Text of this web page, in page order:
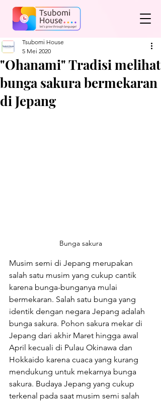
"Ohanami" Tradisi melihat
bunga sakura bermekaran
di Jepang
Tsubomi House
5 Mei 2020
Bunga sakura
Musim semi di Jepang merupakan
salah satu musim yang cukup cantik
karena bunga-bunganya mulai
bermekaran. Salah satu bunga yang
identik dengan negara Jepang adalah
bunga sakura. Pohon sakura mekar di
Jepang dari akhir Maret hingga awal
April kecuali di Pulau Okinawa dan
Hokkaido karena cuaca yang kurang
mendukung untuk mekarnya bunga
sakura. Budaya Jepang yang cukup
terkenal pada saat musim semi salah